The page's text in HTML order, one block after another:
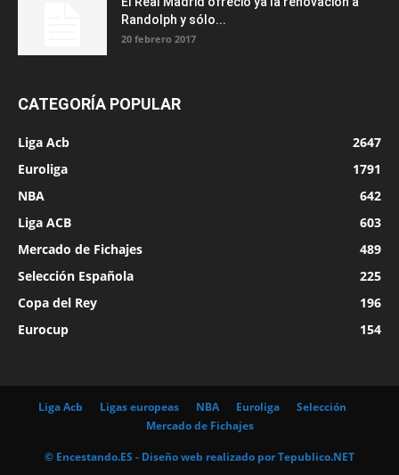
Randolph y sólo...
20 febrero 2017
CATEGORÍA POPULAR
Liga Acb
2647
Euroliga
1791
NBA
642
Liga ACB
603
Mercado de Fichajes
489
Selección Española
225
Copa del Rey
196
Eurocup
154
Liga Acb Ligas europeas NBA Euroliga
Selección
Mercado de Fichajes
© Encestando.ES - Diseño web realizado porTepublico.NET